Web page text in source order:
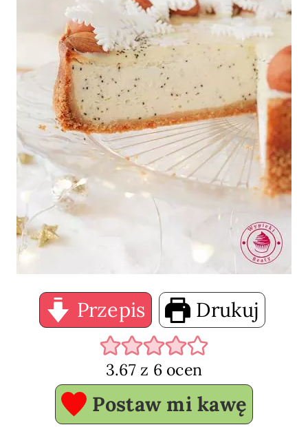
Przepis Drukuj
3.67z 6ocen
Postaw mi kawę